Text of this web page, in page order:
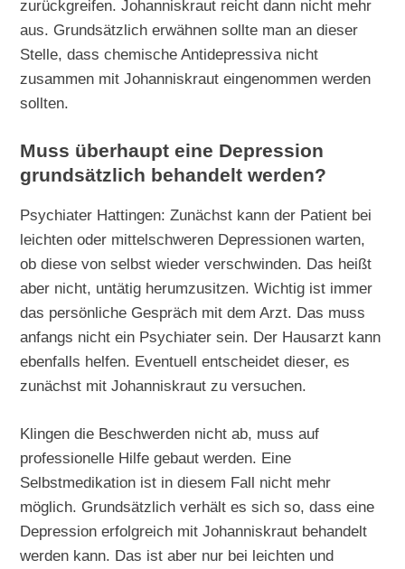
zurückgreifen. Johanniskraut reicht dann nicht mehr
aus. Grundsätzlich erwähnen sollte man an dieser
Stelle, dass chemische Antidepressiva nicht
zusammen mit Johanniskraut eingenommen werden
sollten.
Muss überhaupt eine Depression
grundsätzlich behandelt werden?
Psychiater Hattingen: Zunächst kann der Patient bei
leichten oder mittelschweren Depressionen warten,
ob diese von selbst wieder verschwinden. Das heißt
aber nicht, untätig herumzusitzen. Wichtig ist immer
das persönliche Gespräch mit dem Arzt. Das muss
anfangs nicht ein Psychiater sein. Der Hausarzt kann
ebenfalls helfen. Eventuell entscheidet dieser, es
zunächst mit Johanniskraut zu versuchen.
Klingen die Beschwerden nicht ab, muss auf
professionelle Hilfe gebaut werden. Eine
Selbstmedikation ist in diesem Fall nicht mehr
möglich. Grundsätzlich verhält es sich so, dass eine
Depression erfolgreich mit Johanniskraut behandelt
werden kann. Das ist aber nur bei leichten und